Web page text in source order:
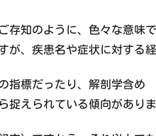
存知のように、色々な意味
が、疾患名や症状に対する
指標だったり、解剖学含め
捉えられている傾向がありま